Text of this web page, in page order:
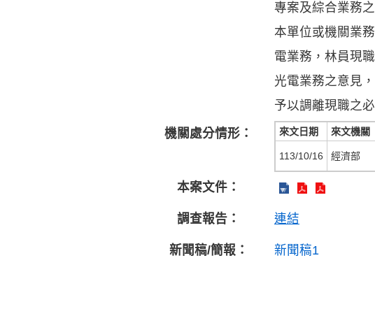
專案及綜合業務
本單位或機關業
電業務，林員現
光電業務之意見
予以調離現職之
機關處分情形：
來文日期 來文機關
113/10/16 經濟部
本案文件：
調查報告： 連結
新聞稿/簡報： 新聞稿1